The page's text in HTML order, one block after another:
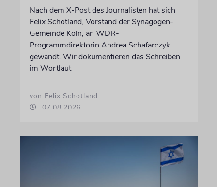
Nach dem X-Post des Journalisten hat sich
Felix Schotland, Vorstand der Synagogen-
Gemeinde Köln, an WDR-
Programmdirektorin Andrea Schafarczyk
gewandt. Wir dokumentieren das Schreiben
im Wortlaut
von Felix Schotland
07.08.2026